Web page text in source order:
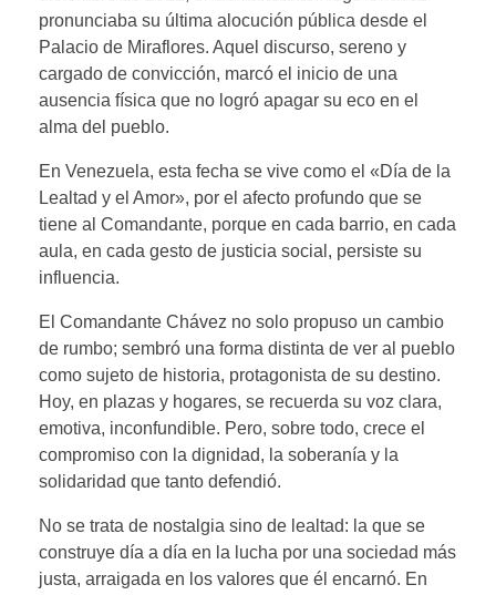
pronunciaba su última alocución pública desde el
Palacio de Miraflores. Aquel discurso, sereno y
cargado de convicción, marcó el inicio de una
ausencia física que no logró apagar su eco en el
alma del pueblo.
En Venezuela, esta fecha se vive como el «Día de la
Lealtad y el Amor», por el afecto profundo que se
tiene al Comandante, porque en cada barrio, en cada
aula, en cada gesto de justicia social, persiste su
influencia.
El Comandante Chávez no solo propuso un cambio
de rumbo; sembró una forma distinta de ver al pueblo
como sujeto de historia, protagonista de su destino.
Hoy, en plazas y hogares, se recuerda su voz clara,
emotiva, inconfundible. Pero, sobre todo, crece el
compromiso con la dignidad, la soberanía y la
solidaridad que tanto defendió.
No se trata de nostalgia sino de lealtad: la que se
construye día a día en la lucha por una sociedad más
justa, arraigada en los valores que él encarnó. En